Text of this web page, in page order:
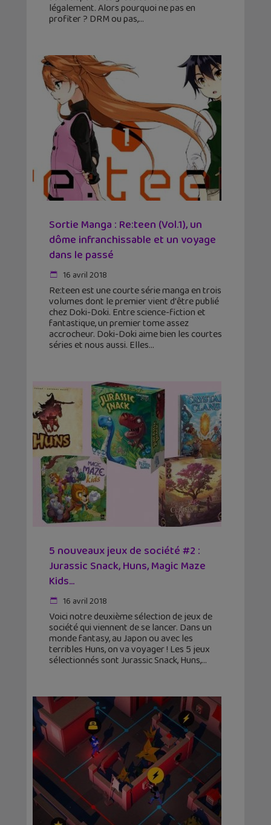
légalement. Alors pourquoi ne pas en
profiter ? DRM ou pas,
Sortie Manga : Re:teen (Vol.1), un
dôme infranchissable et un voyage
dans le passé
16 avril 2018
Re:teen est une courte série manga en trois
volumes dont le premier vient d'être publié
chez Doki-Doki. Entre science-fiction et
fantastique, un premier tome assez
accrocheur. Doki-Doki aime bien les courtes
séries et nous aussi. Elles
5 nouveaux jeux de société #2 :
Jurassic Snack, Huns, Magic Maze
Kids…
16 avril 2018
Voici notre deuxième sélection de jeux de
société qui viennent de se lancer. Dans un
monde fantasy, au Japon ou avec les
terribles Huns, on va voyager ! Les 5 jeux
sélectionnés sont Jurassic Snack, Huns,